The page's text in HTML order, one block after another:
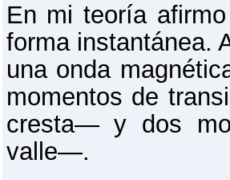
En mi teoría
forma instantánea.
una onda
momentos de
cresta― y dos
valle―.